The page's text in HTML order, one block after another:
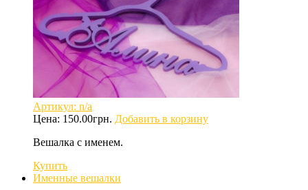
Артикул: n/a
Цена: 150.00грн. Добавить в корзину
Вешалка с именем.
Купить
Именные вешалки